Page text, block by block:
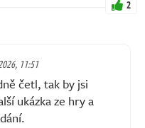
2
11:51
četl, tak by jsi
ukázka ze hry a